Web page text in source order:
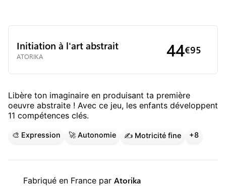
Initiation à l'art abstrait
ATORIKA 44€95
Libère ton imaginaire en produisant ta première
oeuvre abstraite ! Avec ce jeu, les enfants développent
11 compétences clés.
🎨 Expression 🚀 Autonomie ✍️ Motricité fine +8
Fabriqué en France par Atorika